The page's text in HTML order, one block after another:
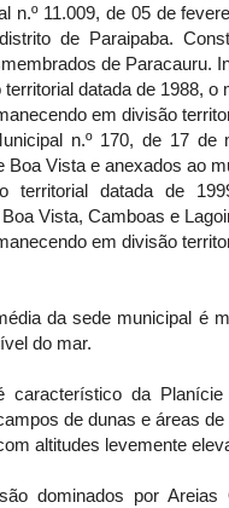
n.º 11.009, de 05 de
de Paraipaba.
de Paracauru.
territorial datada de 1988,
em divisão
n.º 170, de 17
Boa Vista e anexados ao
territorial datada de
Vista, Camboas e
em divisão
da sede municipal é
do mar.
característico da
de dunas e áreas
altitudes levemente
dominados por